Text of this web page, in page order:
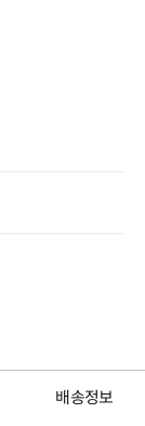
배송정보